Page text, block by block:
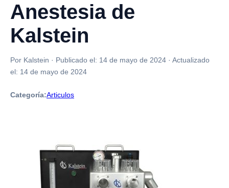
Anestesia de
Kalstein
Por Kalstein · Publicado el: 14 de mayo de 2024 · Actualizado
el: 14 de mayo de 2024
Categoría:Articulos